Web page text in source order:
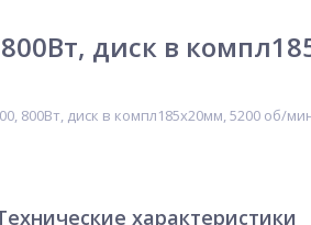
диск в
800Вт, диск в компл185х20мм, 5200 об/
характеристики